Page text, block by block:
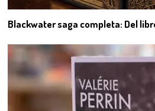
Blackwater saga completa: Del